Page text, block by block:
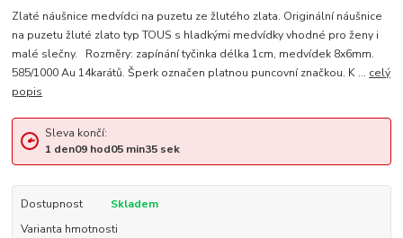
Zlaté náušnice medvídci na puzetu ze žlutého zlata. Originální náušnice
na puzetu žluté zlato typ TOUS s hladkými medvídky vhodné pro ženy i
malé slečny. Rozměry: zapínání tyčinka délka 1cm, medvídek 8x6mm.
585/1000 Au 14karátů. Šperk označen platnou puncovní značkou. K ... celý
popis
Sleva končí:
1 den09hod05min34sek
Dostupnost
Skladem
Varianta hmotnosti